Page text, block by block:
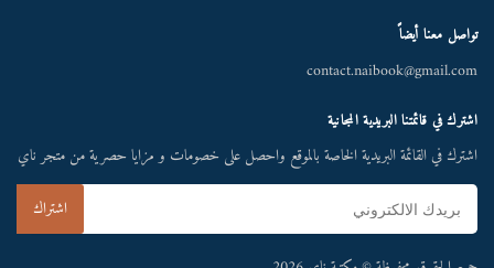
تواصل معنا أيضاً
contact.naibook@gmail.com
اشترك في قائمتنا البريدية المجانية
اشترك في القائمة البريدية الخاصة بالموقع واحصل على خصومات و مزايا حصرية من متجر ناي